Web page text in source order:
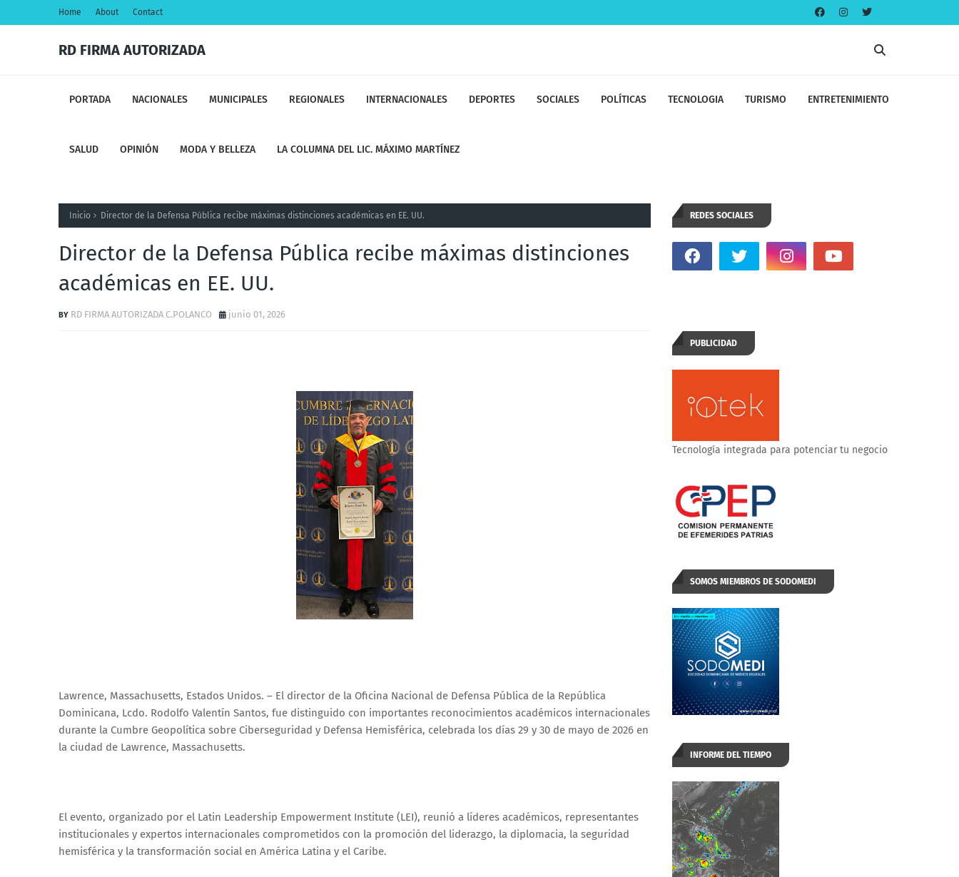
Home About Contact
RD FIRMA AUTORIZADA
PORTADA NACIONALES MUNICIPALES REGIONALES INTERNACIONALES DEPORTES SOCIALES POLÍTICAS TECNOLOGIA TURISMO ENTRETENIMIENTO
SALUD OPINIÓN MODA Y BELLEZA LA COLUMNA DEL LIC. MÁXIMO MARTÍNEZ
Inicio Director de la Defensa Pública recibe máximas distinciones académicas en EE. UU.
Director de la Defensa Pública recibe máximas distinciones
académicas en EE. UU.
RD FIRMA AUTORIZADA C.POLANCO junio 01, 2026
Lawrence, Massachusetts, Estados Unidos. – El director de la Oficina Nacional de Defensa Pública de la República
Dominicana, Lcdo. Rodolfo Valentín Santos, fue distinguido con importantes reconocimientos académicos internacionales
durante la Cumbre Geopolítica sobre Ciberseguridad y Defensa Hemisférica, celebrada los días 29 y 30 de mayo de 2026 en
la ciudad de Lawrence, Massachusetts.
El evento, organizado por el Latin Leadership Empowerment Institute (LEI), reunió a líderes académicos, representantes
institucionales y expertos internacionales comprometidos con la promoción del liderazgo, la diplomacia, la seguridad
hemisférica y la transformación social en América Latina y el Caribe.
REDES SOCIALES
PUBLICIDAD
Tecnología integrada para potenciar tu negocio
SOMOS MIEMBROS DE SODOMEDI
INFORME DEL TIEMPO